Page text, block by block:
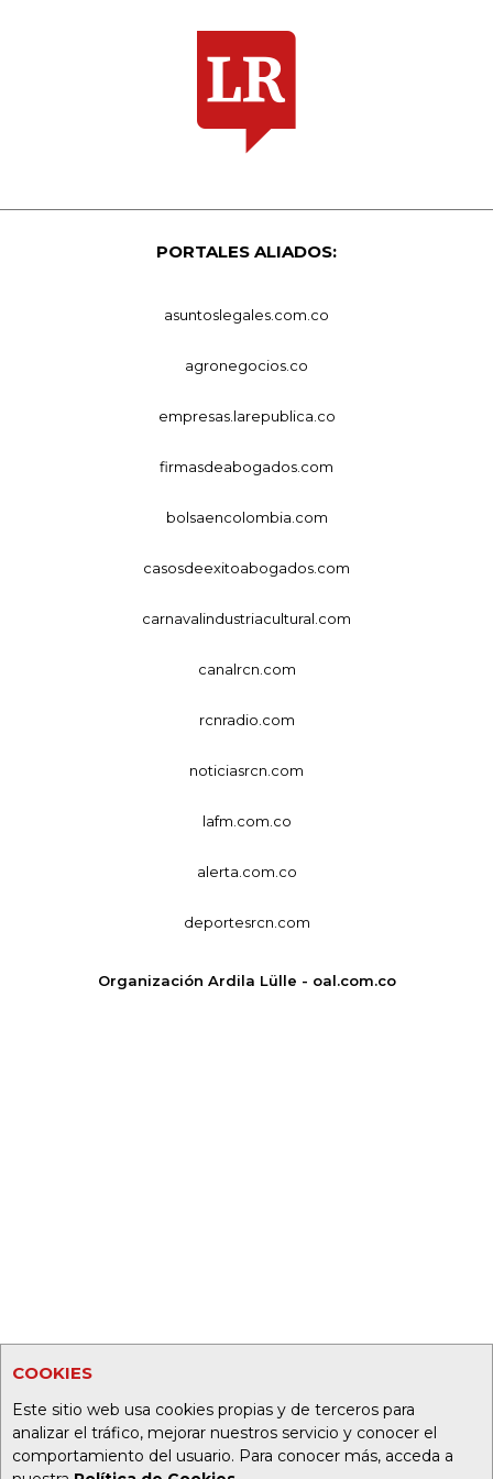
COOKIES
Este sitio web usa cookies propias y de terceros para
analizar el tráfico, mejorar nuestros servicio y conocer el
comportamiento del usuario. Para conocer más, acceda a
PORTALES ALIADOS:
asuntoslegales.com.co
agronegocios.co
empresas.larepublica.co
firmasdeabogados.com
bolsaencolombia.com
casosdeexitoabogados.com
carnavalindustriacultural.com
canalrcn.com
rcnradio.com
noticiasrcn.com
lafm.com.co
alerta.com.co
deportesrcn.com
Organización Ardila Lülle - oal.com.co